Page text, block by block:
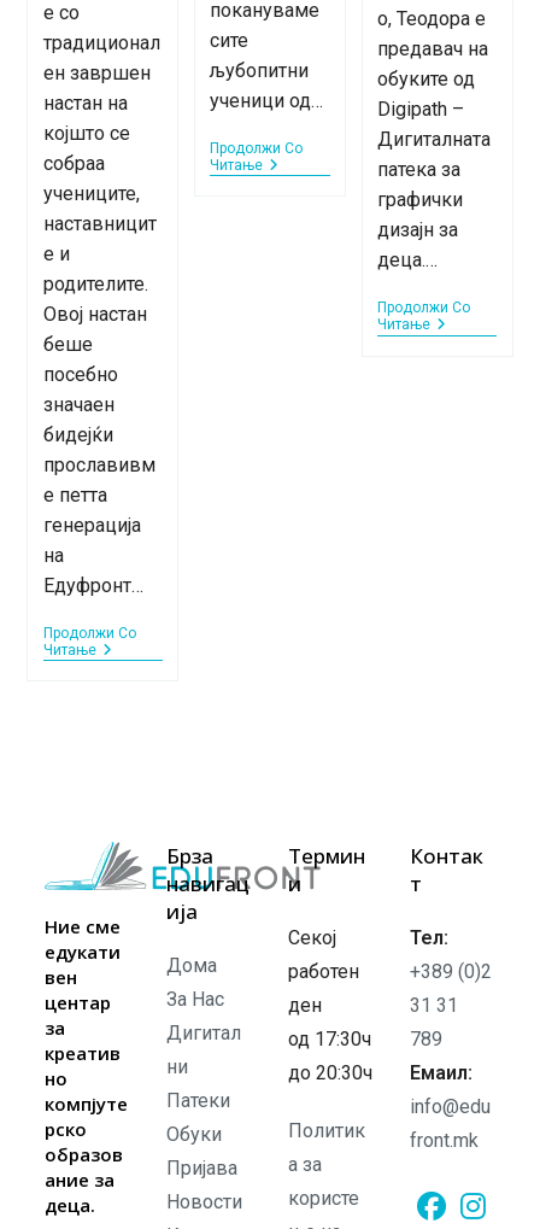
е со
традиционал
ен завршен
настан на
којшто се
собраа
учениците,
наставницит
е и
родителите.
Овој настан
беше
посебно
значаен
бидејќи
прославивм
е петта
генерација
на
Едуфронт…
Продолжи Со
ЧитањеПетта
Нови
Почетоци
покануваме
сите
љубопитни
ученици од…
Продолжи Со
ЧитањеСептемвриски
о, Теодора е
предавач на
обуките од
Digipath –
Дигиталната
патека за
графички
дизајн за
деца.…
Продолжи Со
ЧитањеЗапознајте
Ние сме
едукати
вен
центар
за
креатив
но
компјуте
рско
образов
ание за
деца.
Брза
навигац
ија
Дома
За Нас
Дигитал
ни
Патеки
Обуки
Пријава
Новости
Термин
и
Секој
работен
ден
од 17:30ч
до 20:30ч
Политик
а за
користе
Контак
т
Тел:
+389 (0)2
31 31
789
Емаил:
info@edu
front.mk